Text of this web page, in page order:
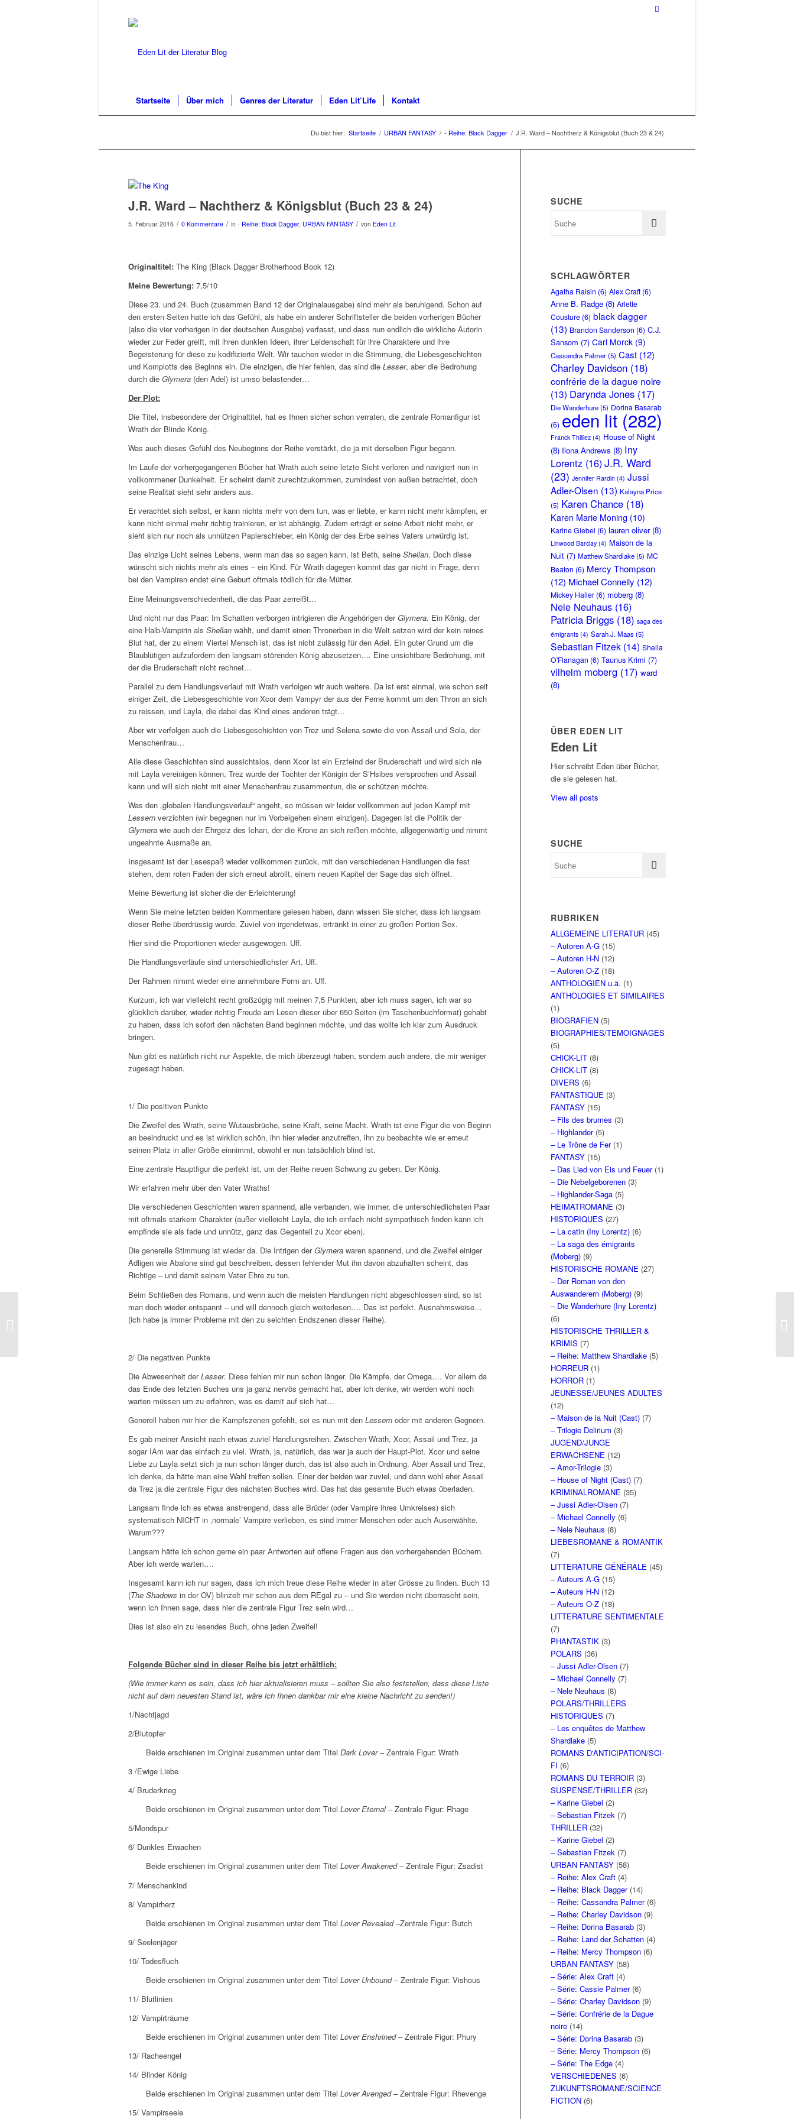
Startseite Über mich Genres der Literatur Eden Lit’Life Kontakt
Du bist hier: Startseite / URBAN FANTASY / - Reihe: Black Dagger / J.R. Ward – Nachtherz & Königsblut (Buch 23 & 24)
J.R. Ward – Nachtherz & Königsblut (Buch 23 & 24)
5. Februar 2016 / 0 Kommentare / in - Reihe: Black Dagger, URBAN FANTASY / von Eden Lit
Originaltitel: The King (Black Dagger Brotherhood Book 12)
Meine Bewertung: 7,5/10
Diese 23. und 24. Buch (zusammen Band 12 der Originalausgabe) sind mehr als beruhigend. Schon auf
den ersten Seiten hatte ich das Gefühl, als habe ein anderer Schriftsteller die beiden vorherigen Bücher
(also die vier vorherigen in der deutschen Ausgabe) verfasst, und dass nun endlich die wirkliche Autorin
wieder zur Feder greift, mit ihren dunklen Ideen, ihrer Leidenschaft für ihre Charaktere und ihre
Begeisterung für diese zu kodifizierte Welt. Wir tauchen wieder in die Stimmung, die Liebesgeschichten
und Komplotts des Beginns ein. Die einzigen, die hier fehlen, das sind die Lesser, aber die Bedrohung
durch die Glymera (den Adel) ist umso belastender…
Der Plot:
Die Titel, insbesondere der Originaltitel, hat es Ihnen sicher schon verraten, die zentrale Romanfigur ist
Wrath der Blinde König.
Was auch dieses Gefühl des Neubeginns der Reihe verstärkt, die ja mit derselben Figur begann.
Im Laufe der vorhergegangenen Bücher hat Wrath auch seine letzte Sicht verloren und navigiert nun in
vollkommener Dunkelheit. Er scheint damit zurechtzukommen, zumindest von außen betrachtet, doch
seine Realität sieht sehr anders aus.
Er verachtet sich selbst, er kann nichts mehr von dem tun, was er liebte, er kann nicht mehr kämpfen, er
kann nicht einmal mehr richtig trainieren, er ist abhängig. Zudem erträgt er seine Arbeit nicht mehr, er
sieht sich nur noch als unnützen Papierschieber, ein König der des Erbe seines Vaters unwürdig ist.
Das einzige Licht seines Lebens, wenn man das so sagen kann, ist Beth, seine Shellan. Doch diese
wünscht sich nichts mehr als eines – ein Kind. Für Wrath dagegen kommt das gar nicht in Frage, denn
bei den Vampiren endet eine Geburt oftmals tödlich für die Mütter.
Eine Meinungsverschiedenheit, die das Paar zerreißt…
Und nicht nur das Paar: Im Schatten verborgen intrigieren die Angehörigen derGlymera. Ein König, der
eine Halb-Vampirin als Shellan wählt, und damit einen Thronerben in die Welt setzen wird der kein reines
Blut hat, der zu einem Viertel Mensch ist, das ist nicht zulässig für den Adel. Ein guter Grund um die
Blaublütigen aufzufordern den langsam störenden König abzusetzen…. Eine unsichtbare Bedrohung, mit
der die Bruderschaft nicht rechnet…
Parallel zu dem Handlungsverlauf mit Wrath verfolgen wir auch weitere. Da ist erst einmal, wie schon seit
einiger Zeit, die Liebesgeschichte von Xcor dem Vampyr der aus der Ferne kommt um den Thron an sich
zu reissen, und Layla, die dabei das Kind eines anderen trägt…
Aber wir verfolgen auch die Liebesgeschichten von Trez und Selena sowie die von Assail und Sola, der
Menschenfrau…
Alle diese Geschichten sind aussichtslos, denn Xcor ist ein Erzfeind der Bruderschaft und wird sich nie
mit Layla vereinigen können, Trez wurde der Tochter der Königin der S’Hsibes versprochen und Assail
kann und will sich nicht mit einer Menschenfrau zusammentun, die er schützen möchte.
Was den „globalen Handlungsverlauf“ angeht, so müssen wir leider vollkommen auf jeden Kampf mit
Lessern verzichten (wir begegnen nur im Vorbeigehen einem einzigen). Dagegen ist die Politik der
Glymera wie auch der Ehrgeiz des Ichan, der die Krone an sich reißen möchte, allgegenwärtig und nimmt
ungeahnte Ausmaße an.
Insgesamt ist der Lesespaß wieder vollkommen zurück, mit den verschiedenen Handlungen die fest
stehen, dem roten Faden der sich erneut abrollt, einem neuen Kapitel der Sage das sich öffnet.
Meine Bewertung ist sicher die der Erleichterung!
Wenn Sie meine letzten beiden Kommentare gelesen haben, dann wissen Sie sicher, dass ich langsam
dieser Reihe überdrüssig wurde. Zuviel von irgendetwas, ertränkt in einer zu großen Portion Sex.
Hier sind die Proportionen wieder ausgewogen. Uff.
Die Handlungsverläufe sind unterschiedlichster Art. Uff.
Der Rahmen nimmt wieder eine annehmbare Form an. Uff.
Kurzum, ich war vielleicht recht großzügig mit meinen 7,5 Punkten, aber ich muss sagen, ich war so
glücklich darüber, wieder richtig Freude am Lesen dieser über 650 Seiten (im Taschenbuchformat) gehabt
zu haben, dass ich sofort den nächsten Band beginnen möchte, und das wollte ich klar zum Ausdruck
bringen.
Nun gibt es natürlich nicht nur Aspekte, die mich überzeugt haben, sondern auch andere, die mir weniger
zugesagt haben.
1/ Die positiven Punkte
Die Zweifel des Wrath, seine Wutausbrüche, seine Kraft, seine Macht. Wrath ist eine Figur die von Beginn
an beeindruckt und es ist wirklich schön, ihn hier wieder anzutreffen, ihn zu beobachte wie er erneut
seinen Platz in aller Größe einnimmt, obwohl er nun tatsächlich blind ist.
Eine zentrale Hauptfigur die perfekt ist, um der Reihe neuen Schwung zu geben. Der König.
Wir erfahren mehr über den Vater Wraths!
Die verschiedenen Geschichten waren spannend, alle verbanden, wie immer, die unterschiedlichsten Paar
mit oftmals starkem Charakter (außer vielleicht Layla, die ich einfach nicht sympathisch finden kann ich
empfinde sie als fade und unnütz, ganz das Gegenteil zu Xcor eben).
Die generelle Stimmung ist wieder da. Die Intrigen derGlymera waren spannend, und die Zweifel einiger
Adligen wie Abalone sind gut beschreiben, dessen fehlender Mut ihn davon abzuhalten scheint, das
Richtige – und damit seinem Vater Ehre zu tun.
Beim Schließen des Romans, und wenn auch die meisten Handlungen nicht abgeschlossen sind, so ist
man doch wieder entspannt – und will dennoch gleich weiterlesen…. Das ist perfekt. Ausnahmsweise…
(ich habe ja immer Probleme mit den zu seichten Endszenen dieser Reihe).
2/ Die negativen Punkte
Die Abwesenheit derLesser. Diese fehlen mir nun schon länger. Die Kämpfe, der Omega…. Vor allem da
das Ende des letzten Buches uns ja ganz nervös gemacht hat, aber ich denke, wir werden wohl noch
warten müssen um zu erfahren, was es damit auf sich hat…
Generell haben mir hier die Kampfszenen gefehlt, sei es nun mit den Lessern oder mit anderen Gegnern.
Es gab meiner Ansicht nach etwas zuviel Handlungsreihen. Zwischen Wrath, Xcor, Assail und Trez, ja
sogar IAm war das einfach zu viel. Wrath, ja, natürlich, das war ja auch der Haupt-Plot. Xcor und seine
Liebe zu Layla setzt sich ja nun schon länger durch, das ist also auch in Ordnung. Aber Assail und Trez,
ich denke, da hätte man eine Wahl treffen sollen. Einer der beiden war zuviel, und dann wohl eher Assail
da Trez ja die zentrale Figur des nächsten Buches wird. Das hat das gesamte Buch etwas überladen.
Langsam finde ich es etwas anstrengend, dass alle Brüder (oder Vampire ihres Umkreises) sich
systematisch NICHT in ‚normale’ Vampire verlieben, es sind immer Menschen oder auch Auserwählte.
Warum???
Langsam hätte ich schon gerne ein paar Antworten auf offene Fragen aus den vorhergehenden Büchern.
Aber ich werde warten….
Insgesamt kann ich nur sagen, dass ich mich freue diese Reihe wieder in alter Grösse zu finden. Buch 13
(The Shadows in der OV) blinzelt mir schon aus dem REgal zu – und Sie werden nicht überrascht sein,
wenn ich Ihnen sage, dass hier die zentrale Figur Trez sein wird…
Dies ist also ein zu lesendes Buch, ohne jeden Zweifel!
Folgende Bücher sind in dieser Reihe bis jetzt erhältlich:
(Wie immer kann es sein, dass ich hier aktualisieren muss – sollten Sie also feststellen, dass diese Liste
nicht auf dem neuesten Stand ist, wäre ich Ihnen dankbar mir eine kleine Nachricht zu senden!)
1/Nachtjagd
2/Blutopfer
Beide erschienen im Original zusammen unter dem Titel Dark Lover– Zentrale Figur: Wrath
3 /Ewige Liebe
4/ Bruderkrieg
Beide erschienen im Original zusammen unter dem Titel Lover Eternal– Zentrale Figur: Rhage
5/Mondspur
6/ Dunkles Erwachen
Beide erschienen im Original zusammen unter dem Titel Lover Awakened –Zentrale Figur: Zsadist
7/ Menschenkind
8/ Vampirherz
Beide erschienen im Original zusammen unter dem Titel Lover Revealed –Zentrale Figur: Butch
9/ Seelenjäger
10/ Todesfluch
Beide erschienen im Original zusammen unter dem Titel Lover Unbound– Zentrale Figur: Vishous
11/ Blutlinien
12/ Vampirträume
Beide erschienen im Original zusammen unter dem Titel Lover Enshrined –Zentrale Figur: Phury
13/ Racheengel
14/ Blinder König
Beide erschienen im Original zusammen unter dem Titel Lover Avenged –Zentrale Figur: Rhevenge
15/ Vampirseele
SUCHE
SCHLAGWÖRTER
Agatha Raisin (6) Alex Craft (6)
Anne B. Radge (8) Arlette
Cousture (6) black dagger
(13) Brandon Sanderson (6) C.J.
Sansom (7) Carl Morck (9)
Cassandra Palmer(5) Cast (12)
Charley Davidson (18)
confrérie de la dague noire
(13) Darynda Jones (17)
Die Wanderhure(5) Dorina Basarab
(6) eden lit (282)
Franck Thilliez (4) House of Night
(8) Ilona Andrews (8) Iny
Lorentz (16)J.R. Ward
(23) Jennifer Rardin (4) Jussi
Adler-Olsen (13) Kalayna Price
(5) Karen Chance (18)
Karen Marie Moning (10)
Karine Giebel (6) lauren oliver(8)
Linwood Barclay (4) Maison de la
Nuit (7) Matthew Shardlake(5) MC
Beaton (6) Mercy Thompson
(12) Michael Connelly (12)
Mickey Haller (6) moberg (8)
Nele Neuhaus (16)
Patricia Briggs (18) saga des
émigrants (4) Sarah J. Maas(5)
Sebastian Fitzek (14) Sheila
O'Flanagan (6) Taunus Krimi (7)
vilhelm moberg (17) ward
(8)
ÜBER EDEN LIT
Eden Lit
Hier schreibt Eden über Bücher,
die sie gelesen hat.
View all posts
SUCHE
RUBRIKEN
ALLGEMEINE LITERATUR (45)
– Autoren A-G (15)
– Autoren H-N (12)
– Autoren O-Z (18)
ANTHOLOGIEN u.ä. (1)
ANTHOLOGIES ET SIMILAIRES
(1)
BIOGRAFIEN (5)
BIOGRAPHIES/TEMOIGNAGES
(5)
CHICK-LIT (8)
CHICK-LIT (8)
DIVERS (6)
FANTASTIQUE (3)
FANTASY (15)
– Fils des brumes (3)
– Highlander(5)
– Le Trône de Fer(1)
FANTASY (15)
– Das Lied von Eis und Feuer(1)
– Die Nebelgeborenen (3)
– Highlander-Saga (5)
HEIMATROMANE (3)
HISTORIQUES (27)
– La catin (Iny Lorentz) (6)
– La saga des émigrants
(Moberg) (9)
HISTORISCHE ROMANE (27)
– Der Roman von den
Auswanderern (Moberg) (9)
– Die Wanderhure (Iny Lorentz)
(6)
HISTORISCHE THRILLER &
KRIMIS (7)
– Reihe: Matthew Shardlake (5)
HORREUR (1)
HORROR (1)
JEUNESSE/JEUNES ADULTES
(12)
– Maison de la Nuit (Cast) (7)
– Trilogie Delirium (3)
JUGEND/JUNGE
ERWACHSENE (12)
– Amor-Trilogie (3)
– House of Night (Cast) (7)
KRIMINALROMANE (35)
– Jussi Adler-Olsen (7)
– Michael Connelly (6)
– Nele Neuhaus (8)
LIEBESROMANE & ROMANTIK
(7)
LITTERATURE GÉNÉRALE (45)
– Auteurs A-G (15)
– Auteurs H-N (12)
– Auteurs O-Z (18)
LITTERATURE SENTIMENTALE
(7)
PHANTASTIK (3)
POLARS (36)
– Jussi Adler-Olsen (7)
– Michael Connelly (7)
– Nele Neuhaus (8)
POLARS/THRILLERS
HISTORIQUES (7)
– Les enquêtes de Matthew
Shardlake (5)
ROMANS D'ANTICIPATION/SCI-
FI (6)
ROMANS DU TERROIR (3)
SUSPENSE/THRILLER (32)
– Karine Giebel (2)
– Sebastian Fitzek (7)
THRILLER (32)
– Karine Giebel (2)
– Sebastian Fitzek (7)
URBAN FANTASY (58)
– Reihe: Alex Craft (4)
– Reihe: Black Dagger(14)
– Reihe: Cassandra Palmer(6)
– Reihe: Charley Davidson (9)
– Reihe: Dorina Basarab (3)
– Reihe: Land der Schatten (4)
– Reihe: Mercy Thompson (6)
URBAN FANTASY (58)
– Série: Alex Craft (4)
– Série: Cassie Palmer(6)
– Série: Charley Davidson (9)
– Série: Confrérie de la Dague
noire (14)
– Série: Dorina Basarab (3)
– Série: Mercy Thompson (6)
– Série: The Edge (4)
VERSCHIEDENES (6)
ZUKUNFTSROMANE/SCIENCE
FICTION (6)